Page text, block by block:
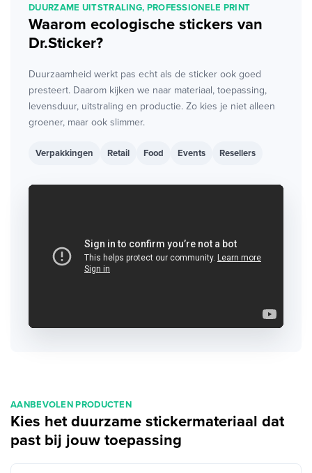
DUURZAME UITSTRALING, PROFESSIONELE PRINT
Waarom ecologische stickers van
Dr.Sticker?
Duurzaamheid werkt pas echt als de sticker ook goed
presteert. Daarom kijken we naar materiaal, toepassing,
levensduur, uitstraling en productie. Zo kies je niet alleen
groener, maar ook slimmer.
Verpakkingen Retail Food Events Resellers
AANBEVOLEN PRODUCTEN
Kies het duurzame stickermateriaal dat
past bij jouw toepassing